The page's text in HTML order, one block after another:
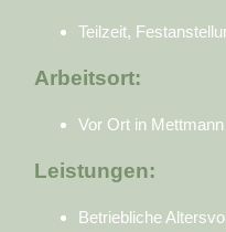
Teilzeit,
Arbeitsort:
Vor Ort in Mettmann
Leistungen:
Betriebliche